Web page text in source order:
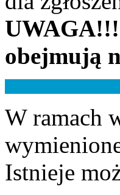
UWAGA!!!
obejmują
W ramach
Istnieje